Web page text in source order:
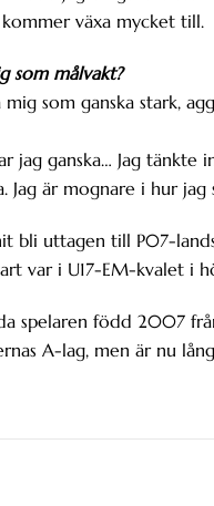
växa mycket till.
som målvakt?
mig som ganska stark,
jag ganska… Jag
Jag är mognare i hur
bli uttagen till P07-
var i U17-EM-kvalet i
spelaren född 2007
A-lag, men är nu